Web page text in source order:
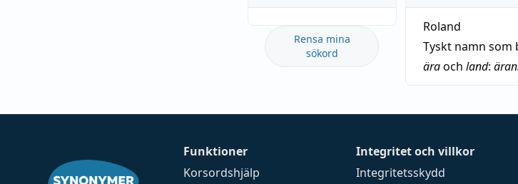
Rensa mina
sökord
Roland
Tyskt namn som
äraoch land:
Funktioner
Korsordshjälp
Integritet och villkor
Integritetsskydd